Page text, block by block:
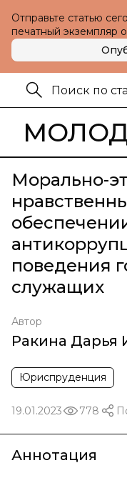
Отправьте статью
печатный экземпляр
Морально-
поведения
служащих
Автор
Ракина Дарья
Юриспруденция
19.01.2023 778
Аннотация